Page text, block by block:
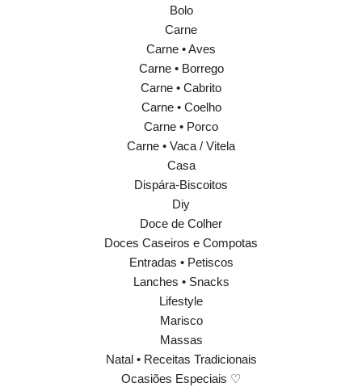
Bolo
Carne
Carne • Aves
Carne • Borrego
Carne • Cabrito
Carne • Coelho
Carne • Porco
Carne • Vaca / Vitela
Casa
Dispára-Biscoitos
Diy
Doce de Colher
Doces Caseiros e Compotas
Entradas • Petiscos
Lanches • Snacks
Lifestyle
Marisco
Massas
Natal • Receitas Tradicionais
Ocasiões Especiais ♡